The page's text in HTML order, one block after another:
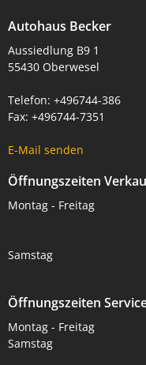
Autohaus Becker
Aussiedlung B9 1
55430 Oberwesel
Telefon: +496744-386
Fax: +496744-7351
E-Mail senden
Öffnungszeiten
Montag - Freitag
Samstag
Öffnungszeiten
Montag - Freitag
Samstag